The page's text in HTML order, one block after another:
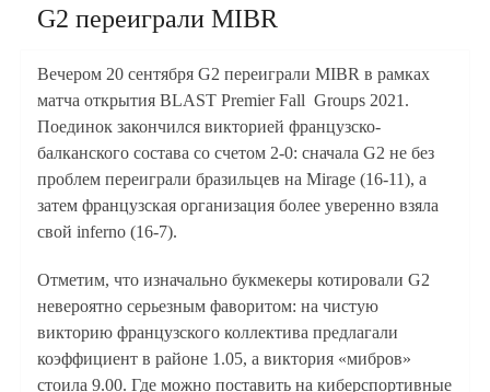
G2 переиграли MIBR
Вечером 20 сентября G2 переиграли MIBR в рамках
матча открытия BLAST Premier Fall Groups 2021.
Поединок закончился викторией французско-
балканского состава со счетом 2-0: сначала G2 не без
проблем переиграли бразильцев на Mirage (16-11), а
затем французская организация более уверенно взяла
свой inferno (16-7).
Отметим, что изначально букмекеры котировали G2
невероятно серьезным фаворитом: на чистую
викторию французского коллектива предлагали
коэффициент в районе 1.05, а виктория «мибров»
стоила 9.00. Где можно поставить на киберспортивные